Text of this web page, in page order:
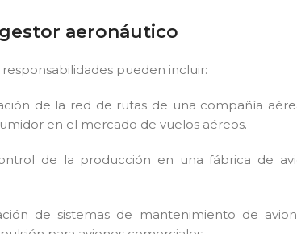
aeronáutico
pueden incluir:
de la red de rutas de una compañía
en el mercado de vuelos aéreos.
de la producción en una fábrica de
de sistemas de mantenimiento de